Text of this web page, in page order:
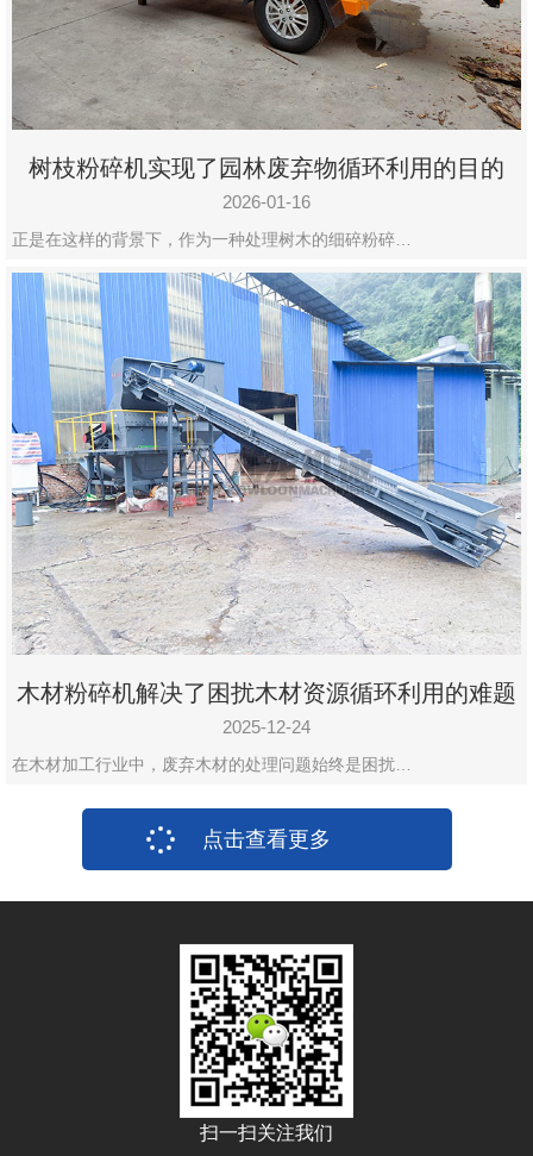
树枝粉碎机实现了园林废弃物循环利用的目的
2026-01-16
正是在这样的背景下，作为一种处理树木的细碎粉碎…
木材粉碎机解决了困扰木材资源循环利用的难题
2025-12-24
在木材加工行业中，废弃木材的处理问题始终是困扰…
点击查看更多
扫一扫关注我们